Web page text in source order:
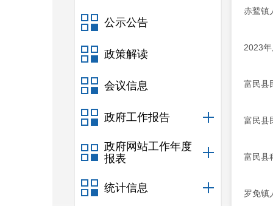
公示公告
政策解读
会议信息
政府工作报告
政府网站工作年度
报表
统计信息
赤鹫镇
2023
富民县
富民县
富民县
罗免镇